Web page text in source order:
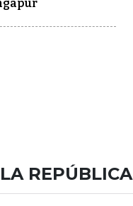
REPÚBLICA